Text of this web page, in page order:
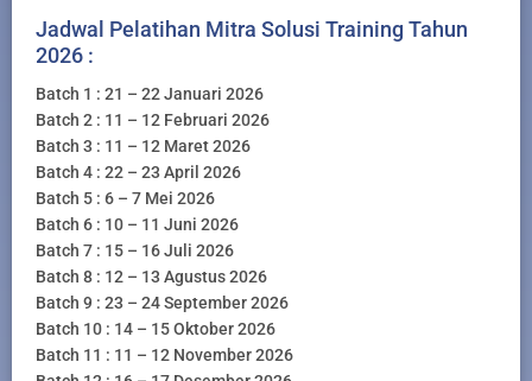
Jadwal Pelatihan Mitra Solusi Training Tahun
2026 :
Batch 1 : 21 – 22 Januari 2026
Batch 2 : 11 – 12 Februari 2026
Batch 3 : 11 – 12 Maret 2026
Batch 4 : 22 – 23 April 2026
Batch 5 : 6 – 7 Mei 2026
Batch 6 : 10 – 11 Juni 2026
Batch 7 : 15 – 16 Juli 2026
Batch 8 : 12 – 13 Agustus 2026
Batch 9 : 23 – 24 September 2026
Batch 10 : 14 – 15 Oktober 2026
Batch 11 : 11 – 12 November 2026